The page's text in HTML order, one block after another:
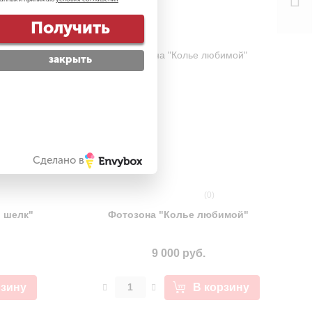
шелк"
(0)
Фотозона "Колье любимой"
9 000 руб.
В корзину
Получить
закрыть
Сделано в